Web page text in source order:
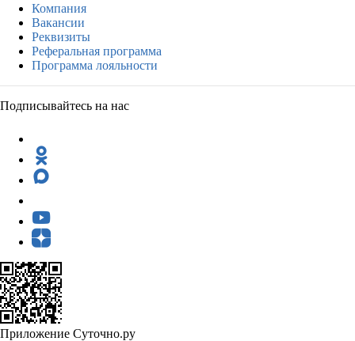
Компания
Вакансии
Реквизиты
Реферальная программа
Программа лояльности
Подписывайтесь на нас
Приложение Суточно.ру